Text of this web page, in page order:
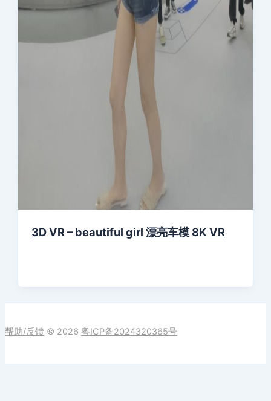
3D VR – beautiful girl 漂亮车模 8K VR
帮助/反馈 © 2026 粤ICP备2024320365号